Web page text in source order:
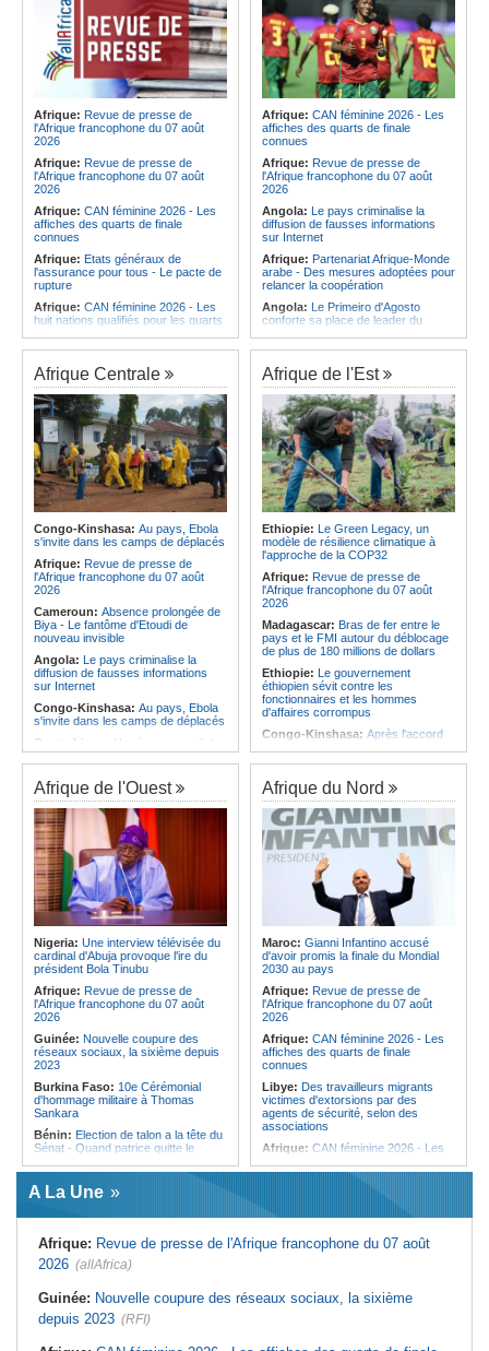
Afrique: Revue de presse de
l'Afrique francophone du 07 août
2026
Afrique: Revue de presse de
l'Afrique francophone du 07 août
2026
Afrique: CAN féminine 2026 - Les
affiches des quarts de finale
connues
Afrique: Etats généraux de
l'assurance pour tous - Le pacte de
rupture
Afrique: CAN féminine 2026 - Les
huit nations qualifiés pour les quarts
Afrique:Comment mieux élever
ses enfants ? Voici les résultats d'un
projet testé dans huit pays africains
Afrique:La LSF salue le lancement
du premier ETF obligataire
souverain africain (USD) disponible
en Europe
Afrique:Promesse de la finale de la
Coupe du Monde 2030 au Maroc -
Infantino marquera-t-il le but de son
maintien ?
Afrique:Partenariat Afrique-Monde
arabe - Des mesures adoptées pour
relancer la coopération
Afrique:Enjeux sur l'eau potable en
Afrique - Le Prof Jacques Djoli
Afrique: CAN féminine 2026 - Les
affiches des quarts de finale
connues
Afrique: Revue de presse de
l'Afrique francophone du 07 août
2026
Angola: Le pays criminalise la
diffusion de fausses informations
sur Internet
Afrique: Partenariat Afrique-Monde
arabe - Des mesures adoptées pour
relancer la coopération
Angola: Le Primeiro d'Agosto
conforte sa place de leader du
Angola:Le ministre des
Ressources minérales reconnaît
une pénurie de carburants au pays
Angola:Boxe - Elder Liduema se
qualifie pour les quarts de finale
Angola: Handball - Le pays s'incline
face à la Guinée dans les matches
de classement
Angola:Football - L'Interclube
corrige le Kabuscorp en match de
préparation
Angola:Des experts prélèvent des
échantillons pour identifier les
victimes de l'accident de Cuanza-
Sul
Afrique Centrale
Congo-Kinshasa: Au pays, Ebola
s'invite dans les camps de déplacés
Afrique: Revue de presse de
l'Afrique francophone du 07 août
2026
Cameroun: Absence prolongée de
Biya - Le fantôme d'Etoudi de
nouveau invisible
Angola: Le pays criminalise la
diffusion de fausses informations
sur Internet
Congo-Kinshasa: Au pays, Ebola
s'invite dans les camps de déplacés
Centrafrique: Un réseau mondial
de professionnels de la santé
connectés par la télémédecine
Congo-Kinshasa:Ebola au pays -
Africa CDC mise sur les
communautés
Afrique Centrale:L'explosion de la
demande de viande de brousse
extermine la faune sauvage
Congo-Kinshasa:Après l'accord
avec une branche des FDLR, les
zones d'ombre persistent
Un gendarme détenu
par le groupe armé AAKG retrouve
la liberté
Afrique de l'Est
Ethiopie: Le Green Legacy, un
modèle de résilience climatique à
l'approche de la COP32
Afrique: Revue de presse de
l'Afrique francophone du 07 août
2026
Madagascar: Bras de fer entre le
pays et le FMI autour du déblocage
de plus de 180 millions de dollars
Ethiopie: Le gouvernement
éthiopien sévit contre les
fonctionnaires et les hommes
d'affaires corrompus
Congo-Kinshasa: Après l'accord
Sud-Soudan: Le pays à la croisée
des chemins, alerte l'ONU
Rwanda: Rome et Kigali discutent
d'une possible externalisation au
pays des procédures d'asile à
destination de l'Italie
Somalie:Le camp de Galkayo
frappé par une violente attaque des
Forces du Puntland
Soudan:La guerre contre les
houthistes du Yémen peut-elle
détourner Riyad du pays ?
Sud-Soudan:
femmes pour accéder aux soins de
santé
Afrique de l'Ouest
Nigeria: Une interview télévisée du
cardinal d'Abuja provoque l'ire du
président Bola Tinubu
Afrique: Revue de presse de
l'Afrique francophone du 07 août
2026
Guinée: Nouvelle coupure des
réseaux sociaux, la sixième depuis
2023
Burkina Faso: 10e Cérémonial
d'hommage militaire à Thomas
Sankara
Bénin: Election de talon a la tête du
Sénat - Quand patrice quitte le
Cameroun:
Biya - Le fantôme d'Etoudi de
cardinal d'Abuja provoque l'ire du
président Bola Tinubu
doutes concernant son état de
santé dans un message publié sur X
Afrique: Etats généraux de
Afrique du Nord
Maroc: Gianni Infantino accusé
d'avoir promis la finale du Mondial
2030 au pays
Afrique: Revue de presse de
l'Afrique francophone du 07 août
2026
Afrique: CAN féminine 2026 - Les
affiches des quarts de finale
connues
Libye: Des travailleurs migrants
victimes d'extorsions par des
agents de sécurité, selon des
associations
Afrique: CAN féminine 2026 - Les
de finale
Infantino marquera-t-il le but de son
maintien ?
Tunisie:Colisée d'El Jem - Concert
A La Une
Afrique: Revue de presse de l'Afrique francophone du 07 août
2026 (allAfrica)
Guinée: Nouvelle coupure des réseaux sociaux, la sixième
depuis 2023 (RFI)